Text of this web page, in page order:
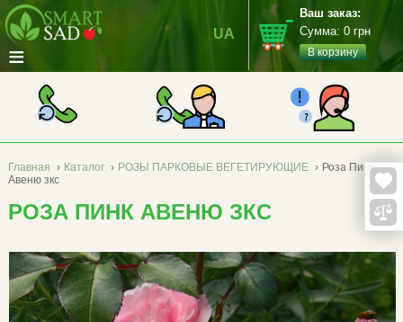
≡
UA
Ваш заказ:
Сумма: 0 грн
В корзину
Главная › Каталог › РОЗЫ ПАРКОВЫЕ ВЕГЕТИРУЮЩИЕ › Роза Пинк
Авеню зкс
РОЗА ПИНК АВЕНЮ ЗКС